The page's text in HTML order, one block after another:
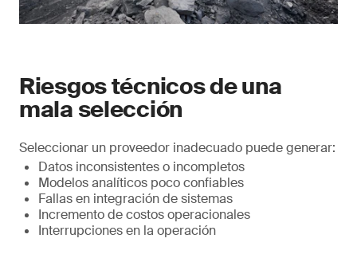
Riesgos técnicos de una
mala selección
Seleccionar un proveedor inadecuado puede generar:
Datos inconsistentes o incompletos
Modelos analíticos poco confiables
Fallas en integración de sistemas
Incremento de costos operacionales
Interrupciones en la operación